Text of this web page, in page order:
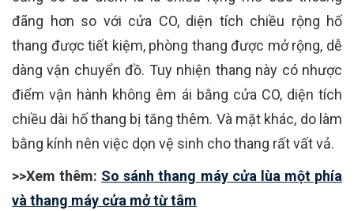
đãng hơn so với cửa CO, diện tích chiều rộng hố
thang được tiết kiệm, phòng thang được mở rộng, dễ
dàng vận chuyển đồ. Tuy nhiện thang này có nhược
điểm vận hành không êm ái bằng cửa CO, diện tích
chiều dài hố thang bị tăng thêm. Và mặt khác, do làm
bằng kính nên việc dọn vệ sinh cho thang rất vất vả.
>>Xem thêm: So sánh thang máy cửa lùa một phía
và thang máy cửa mở từ tâm